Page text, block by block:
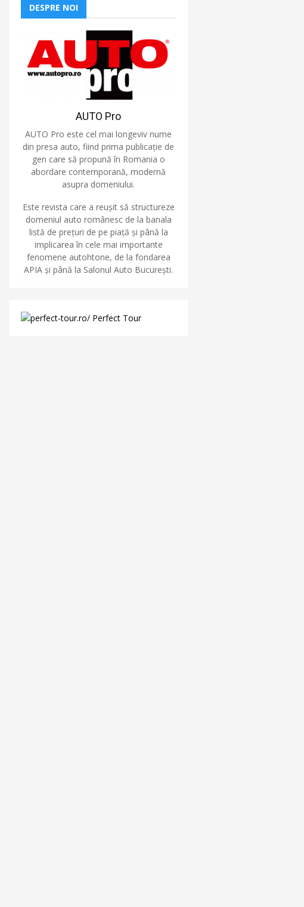
DESPRE NOI
AUTO Pro
AUTO Pro este cel mai longeviv nume
din presa auto, fiind prima publicație de
gen care să propună în Romania o
abordare contemporană, modernă
asupra domeniului.
Este revista care a reușit să structureze
domeniul auto românesc de la banala
listă de prețuri de pe piață și până la
implicarea în cele mai importante
fenomene autohtone, de la fondarea
APIA și până la Salonul Auto București.